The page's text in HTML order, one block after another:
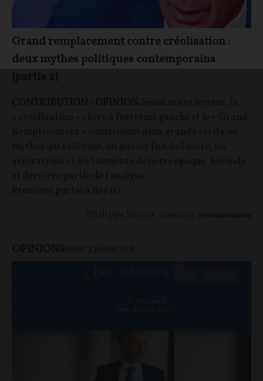
Grand remplacement contre créolisation :
deux mythes politiques contemporains